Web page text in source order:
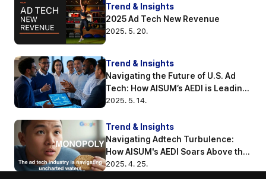
Trend & Insights
2025 Ad Tech New Revenue
2025. 5. 20.
Trend & Insights
Navigating the Future of U.S. Ad
Tech: How AISUM’s AEDI is Leading
the Way
2025. 5. 14.
Trend & Insights
Navigating Adtech Turbulence:
How AISUM's AEDI Soars Above the
Competition
2025. 4. 25.